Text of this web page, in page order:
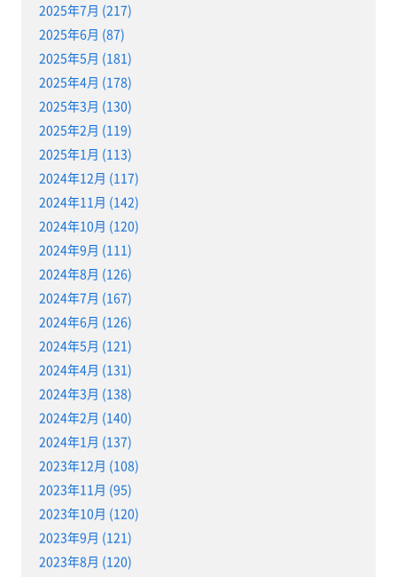
2025年7月 (217)
2025年6月 (87)
2025年5月 (181)
2025年4月 (178)
2025年3月 (130)
2025年2月 (119)
2025年1月 (113)
2024年12月 (117)
2024年11月 (142)
2024年10月 (120)
2024年9月 (111)
2024年8月 (126)
2024年7月 (167)
2024年6月 (126)
2024年5月 (121)
2024年4月 (131)
2024年3月 (138)
2024年2月 (140)
2024年1月 (137)
2023年12月 (108)
2023年11月 (95)
2023年10月 (120)
2023年9月 (121)
2023年8月 (120)